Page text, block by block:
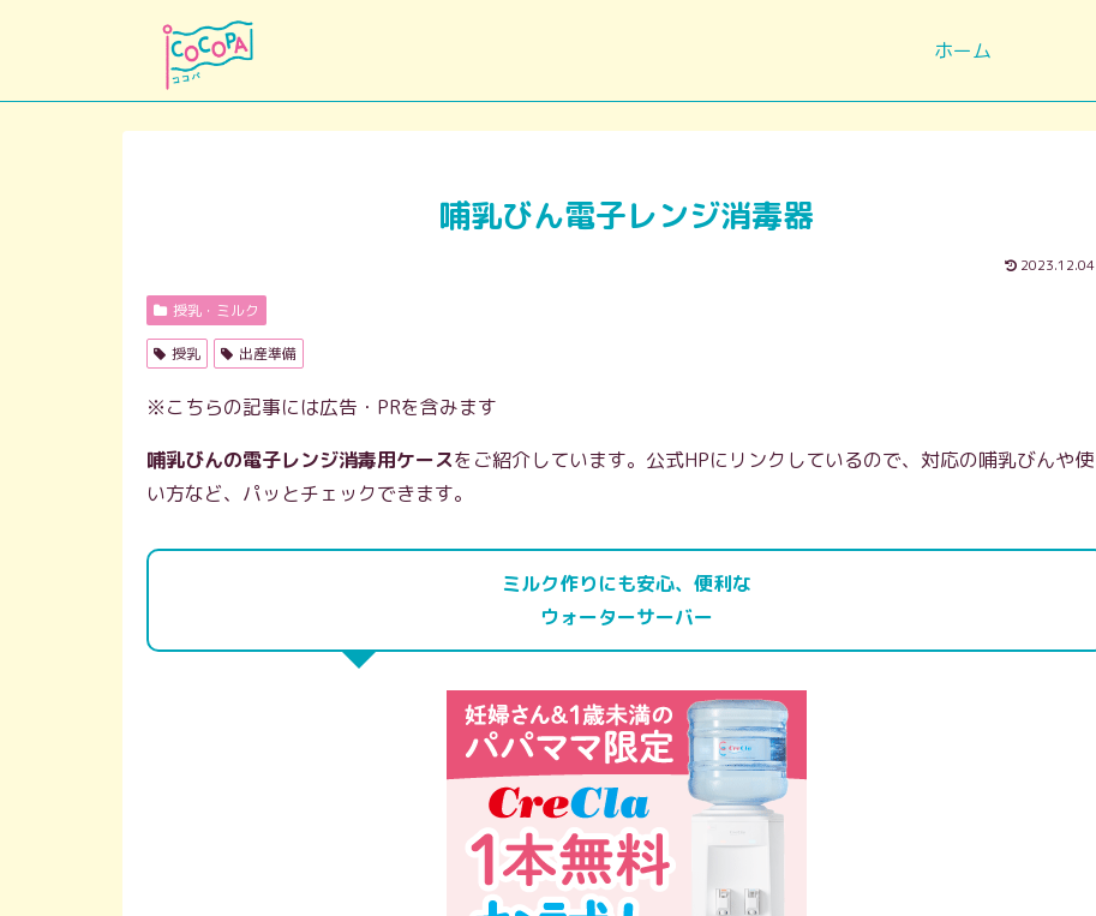
ホーム
哺乳びん電子レンジ消毒器
2023.12.04
授乳・ミルク
授乳 出産準備
※こちらの記事には広告・PRを含みます
哺乳びんの電子レンジ消毒用ケースをご紹介しています。公式HPにリンクしているので、対応の哺乳びんや使
い方など、パッとチェックできます。
ミルク作りにも安心、便利な
ウォーターサーバー